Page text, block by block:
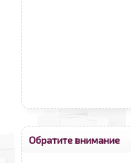
Обратите внимание